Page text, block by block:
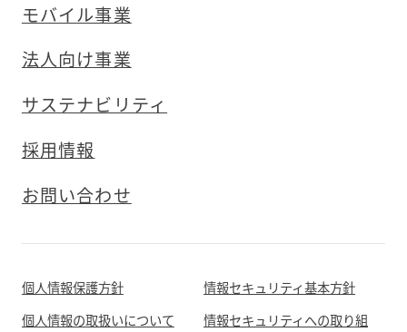
モバイル事業
法人向け事業
サステナビリティ
採用情報
お問い合わせ
個人情報保護方針
情報セキュリティ基本方針
個人情報の取扱いについて
情報セキュリティへの取り組